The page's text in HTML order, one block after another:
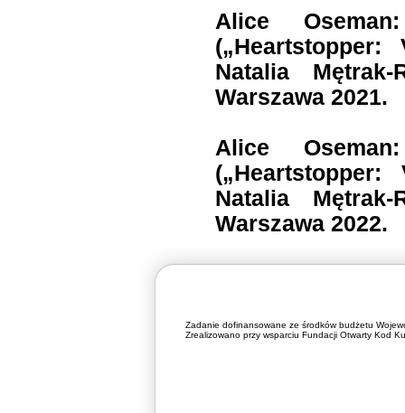
Alice
(„Heartstopper:
Natalia Mętrak-
Warszawa 2021.
Alice
(„Heartstopper:
Natalia Mętrak-
Warszawa 2022.
Zadanie dofinansowane ze środków budżetu
Zrealizowano przy wsparciu Fundacji Otwarty Kod